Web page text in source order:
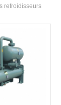
refroidisseurs
Type de
réfrigérant,
Logement de
Applications:
systèmes de
du